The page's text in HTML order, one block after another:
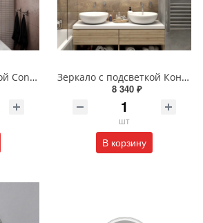
Зеркало с подсветкой Continent Пронто Люкс 60 х 80 см ЗЛП154
Зеркало с подсветкой Континент Burzhe Led 100х70 с бесконтактным сенсором ЗЛП398
8 340 ₽
шт
В корзину